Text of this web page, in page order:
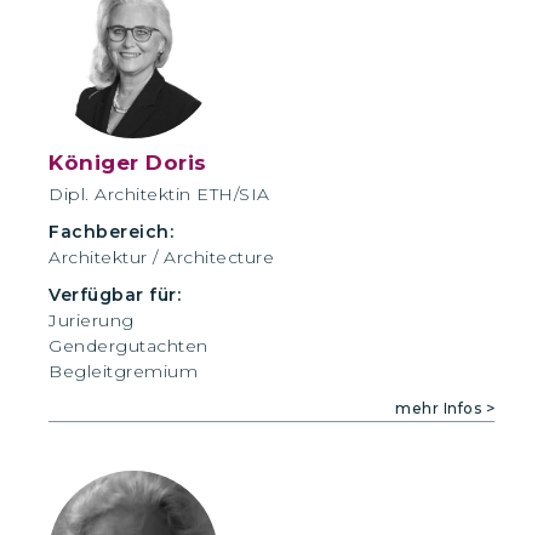
Königer Doris
Dipl. Architektin ETH/SIA
Fachbereich:
Architektur / Architecture
Verfügbar für:
Jurierung
Gendergutachten
Begleitgremium
mehr Infos >